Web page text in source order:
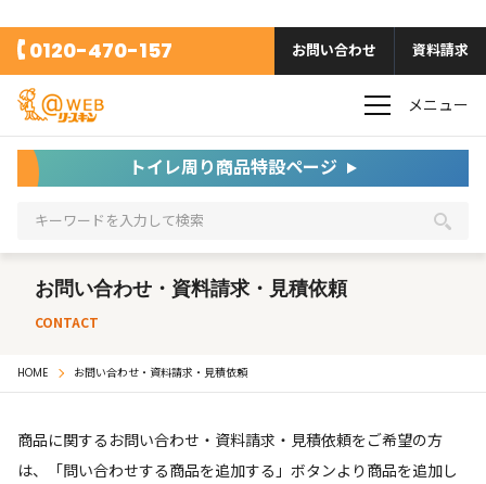
0120-470-157 お問い合わせ 資料請求
メニュー
トイレ周り商品特設ページ
お問い合わせ・資料請求・見積依頼
CONTACT
HOME お問い合わせ・資料請求・見積依頼
商品に関するお問い合わせ・資料請求・見積依頼をご希望の方
は、「問い合わせする商品を追加する」ボタンより商品を追加し